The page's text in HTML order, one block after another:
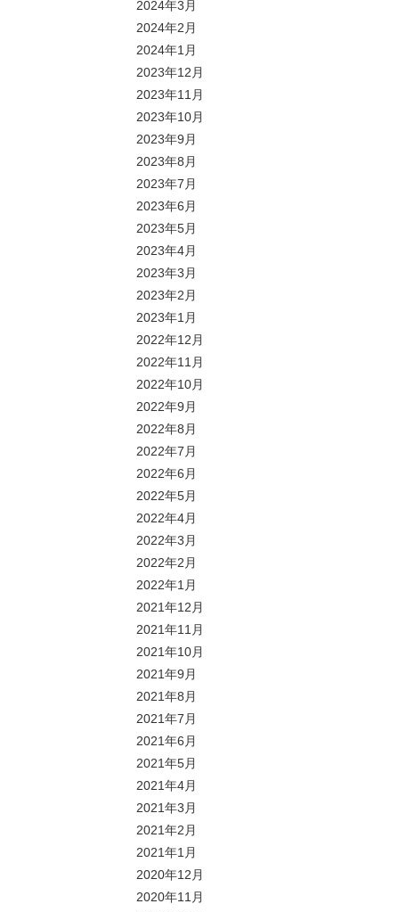
2024年3月
2024年2月
2024年1月
2023年12月
2023年11月
2023年10月
2023年9月
2023年8月
2023年7月
2023年6月
2023年5月
2023年4月
2023年3月
2023年2月
2023年1月
2022年12月
2022年11月
2022年10月
2022年9月
2022年8月
2022年7月
2022年6月
2022年5月
2022年4月
2022年3月
2022年2月
2022年1月
2021年12月
2021年11月
2021年10月
2021年9月
2021年8月
2021年7月
2021年6月
2021年5月
2021年4月
2021年3月
2021年2月
2021年1月
2020年12月
2020年11月